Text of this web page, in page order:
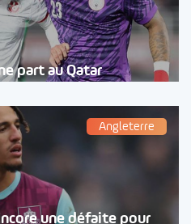
part au Qatar
Angleterre
une défaite pour